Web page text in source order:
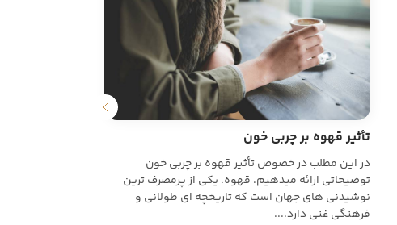
تأثیر قهوه بر چربی خون
در این مطلب در خصوص تأثیر قهوه بر چربی خون
توضیحاتی ارائه میدهیم. قهوه، یکی از پرمصرف ترین
نوشیدنی های جهان است که تاریخچه ای طولانی و
فرهنگی غنی دارد....